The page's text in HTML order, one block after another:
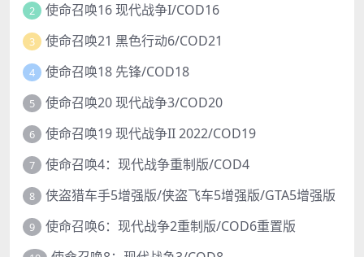
2 使命召唤16 现代战争I/COD16
3 使命召唤21 黑色行动6/COD21
4 使命召唤18 先锋/COD18
5 使命召唤20 现代战争3/COD20
6 使命召唤19 现代战争II 2022/COD19
7 使命召唤4：现代战争重制版/COD4
8 侠盗猎车手5增强版/侠盗飞车5增强版/GTA5增强版
9 使命召唤6：现代战争2重制版/COD6重置版